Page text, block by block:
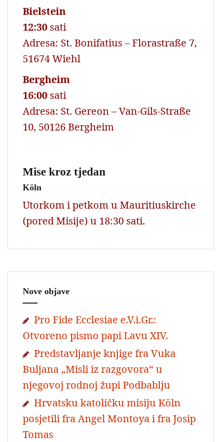
Bielstein
12:30 sati
Adresa: St. Bonifatius – Florastraße 7,
51674 Wiehl
Bergheim
16:00 sati
Adresa: St. Gereon – Van-Gils-Straße
10, 50126 Bergheim
Mise kroz tjedan
Köln
Utorkom i petkom u Mauritiuskirche
(pored Misije) u 18:30 sati.
Nove objave
Pro Fide Ecclesiae e.V.i.Gr.:
Otvoreno pismo papi Lavu XIV.
Predstavljanje knjige fra Vuka
Buljana „Misli iz razgovora“ u
njegovoj rodnoj župi Podbablju
Hrvatsku katoličku misiju Köln
posjetili fra Angel Montoya i fra Josip
Tomas